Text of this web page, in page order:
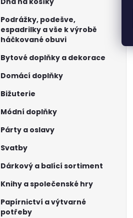
Podrážky, podešve,
espadrilky a vše k výrobě
háčkované obuvi
Bytové doplňky a dekorace
Domácí doplňky
Bižuterie
Módní doplňky
Párty a oslavy
Svatby
Dárkový a balící sortiment
Knihy a společenské hry
Papírnictví a výtvarné
potřeby